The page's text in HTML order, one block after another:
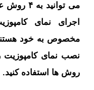
می
اجرای نمای
مخصوص به خود
نصب نمای کامپوزیت
روش ها استفاده کنید.